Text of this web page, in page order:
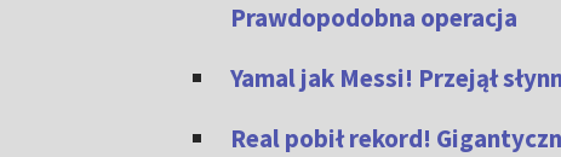
Prawdopodobna operacja
Yamal jak Messi! Przejął
Real pobił rekord!